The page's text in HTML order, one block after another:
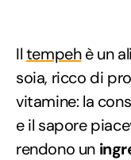
Iltempehè un
soia, ricco di
vitamine: la
e il sapore
rendono un